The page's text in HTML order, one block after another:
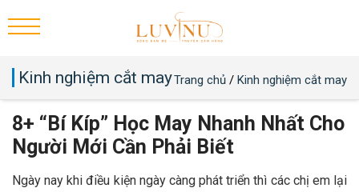
Kinh nghiệm cắt mayTrang chủ / Kinh nghiệm cắt may
8+ “Bí Kíp” Học May Nhanh Nhất Cho
Người Mới Cần Phải Biết
Ngày nay khi điều kiện ngày càng phát triển thì các chị em lại